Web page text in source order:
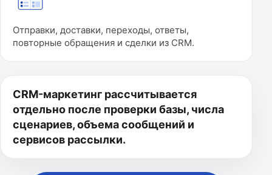
Отправки, доставки, переходы, ответы,
повторные обращения и сделки из CRM.
CRM-маркетинг рассчитывается
отдельно после проверки базы, числа
сценариев, объема сообщений и
сервисов рассылки.